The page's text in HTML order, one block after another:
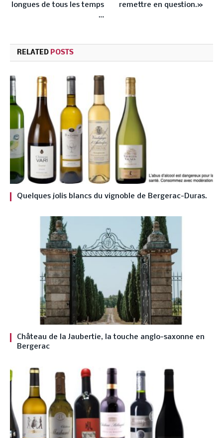
longues de tous les temps
…
remettre en question.»
RELATED POSTS
Quelques jolis blancs du vignoble de Bergerac-Duras.
Château de la Jaubertie, la touche anglo-saxonne en
Bergerac